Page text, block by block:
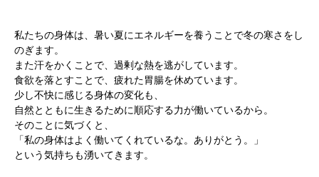
私たちの身体は、暑い夏にエネルギーを養うことで冬の寒さをし
のぎます。
また汗をかくことで、過剰な熱を逃がしています。
食欲を落とすことで、疲れた胃腸を休めています。
少し不快に感じる身体の変化も、
自然とともに生きるために順応する力が働いているから。
そのことに気づくと、
「私の身体はよく働いてくれているな。ありがとう。」
という気持ちも湧いてきます。